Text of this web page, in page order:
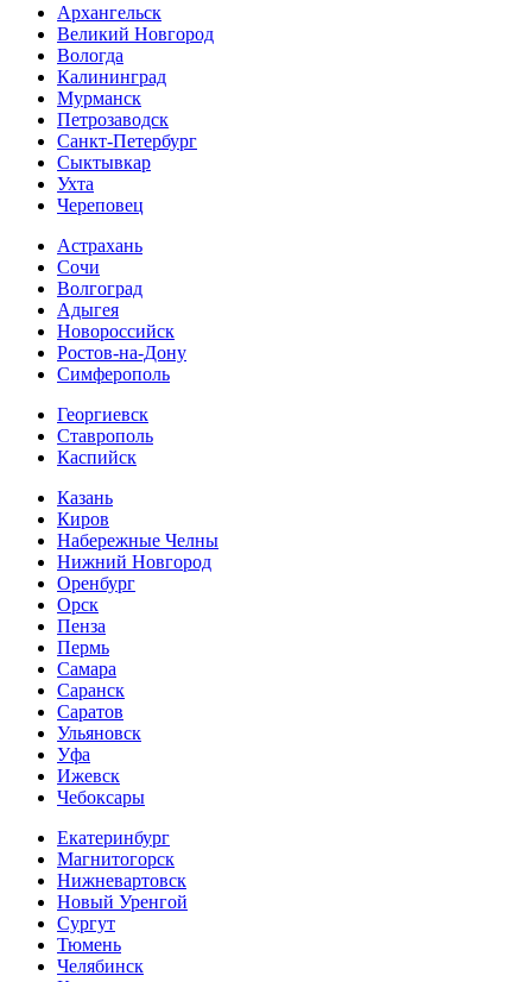
Архангельск
Великий Новгород
Вологда
Калининград
Мурманск
Петрозаводск
Санкт-Петербург
Сыктывкар
Ухта
Череповец
Астрахань
Сочи
Волгоград
Адыгея
Новороссийск
Ростов-на-Дону
Симферополь
Георгиевск
Ставрополь
Каспийск
Казань
Киров
Набережные Челны
Нижний Новгород
Оренбург
Орск
Пенза
Пермь
Самара
Саранск
Саратов
Ульяновск
Уфа
Ижевск
Чебоксары
Екатеринбург
Магнитогорск
Нижневартовск
Новый Уренгой
Сургут
Тюмень
Челябинск